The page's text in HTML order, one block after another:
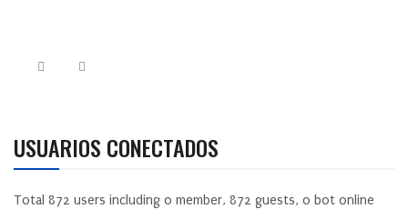
USUARIOS CONECTADOS
Total 872 users including 0 member, 872 guests, 0 bot online